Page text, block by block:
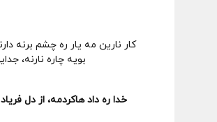
کار نارین مه یار ره چشم برنه
بویه چاره نارنه،
خدا ره داد هاکردمه، از دل